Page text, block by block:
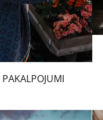
PAKALPOJUMI